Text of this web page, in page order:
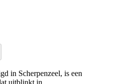
in Scherpenzeel, is een
uitblinkt in